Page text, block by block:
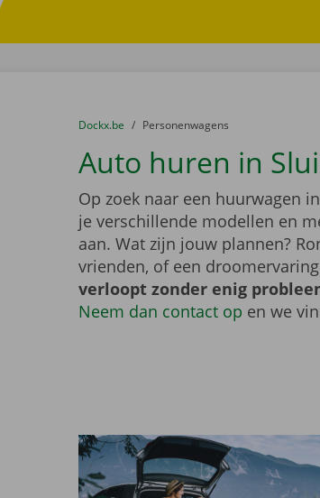
U bevindt zich hier:
van
Dockx.be naar
Personenwagens
Auto huren in
Op zoek naar een huurwagen
je verschillende modellen en
aan. Wat zijn jouw plannen?
vrienden, of een
verloopt zonder enig
Neem dan contact op en we